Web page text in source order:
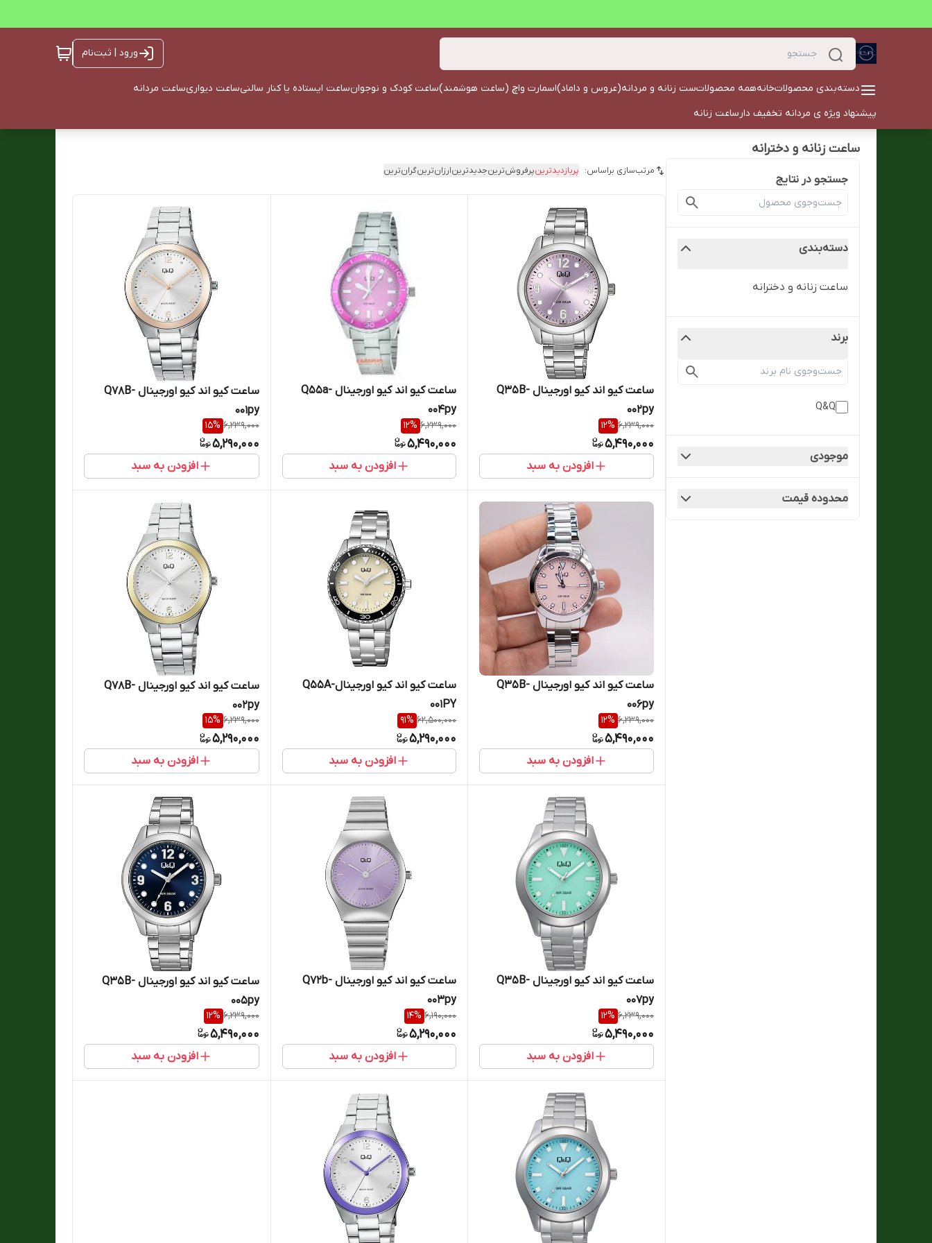
ورود | ثبت‌نام
دسته‌بندی محصولاتخانههمه محصولاتست زنانه و مردانه(عروس و داماد)اسمارت واچ (ساعت هوشمند)ساعت کودک و نوجوانساعت ایستاده یا کنار سالنیساعت دیواریساعت مردانه
پیشنهاد ویژه ی مردانه تخفیف دارساعت زنانه
ساعت زنانه و دخترانه
جستجو در نتایج
دسته‌بندی
ساعت زنانه و دخترانه
برند
Q&Q
موجودی
محدوده قیمت
مرتب‌سازی براساس: پربازدیدترینپرفروش‌ترینجدیدترینارزان‌ترینگران‌ترین
ساعت کیو اند کیو اورجینال Q35B-
002py
6,239,000
12%
5,490,000
افزودن به سبد
ساعت کیو اند کیو اورجینال Q55a-
004py
6,239,000
12%
5,490,000
افزودن به سبد
ساعت کیو اند کیو اورجینال Q78B-
001py
6,239,000
15%
5,290,000
افزودن به سبد
ساعت کیو اند کیو اورجینال Q35B-
006py
6,239,000
12%
5,490,000
افزودن به سبد
ساعت کیو اند کیو اورجینالQ55A-
001PY
62,500,000
91%
5,290,000
افزودن به سبد
ساعت کیو اند کیو اورجینال Q78B-
002py
6,239,000
15%
5,290,000
افزودن به سبد
ساعت کیو اند کیو اورجینال Q35B-
007py
6,239,000
12%
5,490,000
افزودن به سبد
ساعت کیو اند کیو اورجینال Q72b-
003py
6,190,000
14%
5,290,000
افزودن به سبد
ساعت کیو اند کیو اورجینال Q35B-
005py
6,239,000
12%
5,490,000
افزودن به سبد